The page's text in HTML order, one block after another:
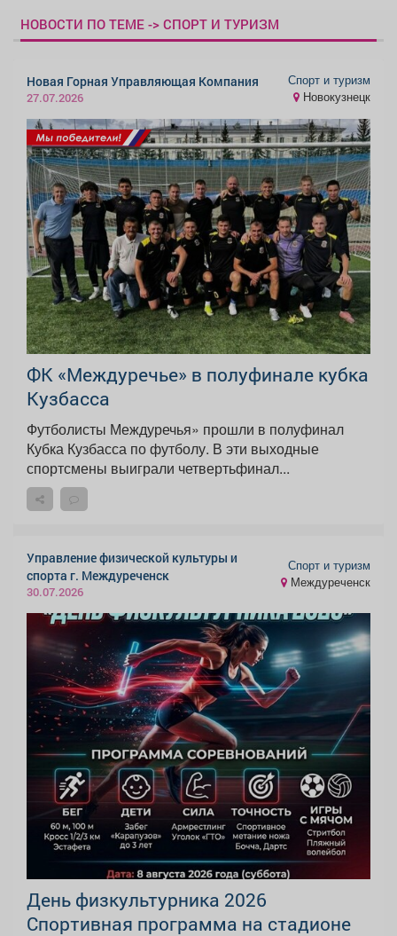
НОВОСТИ ПО ТЕМЕ -> СПОРТ И ТУРИЗМ
Новая Горная Управляющая Компания
27.07.2026
Спорт и туризм
Новокузнецк
ФК «Междуречье» в полуфинале кубка
Кузбасса
Футболисты Междуречья» прошли в полуфинал
Кубка Кузбасса по футболу. В эти выходные
спортсмены выиграли четвертьфинал...
Управление физической культуры и
спорта г. Междуреченск
30.07.2026
Спорт и туризм
Междуреченск
День физкультурника 2026
Спортивная программа на стадионе